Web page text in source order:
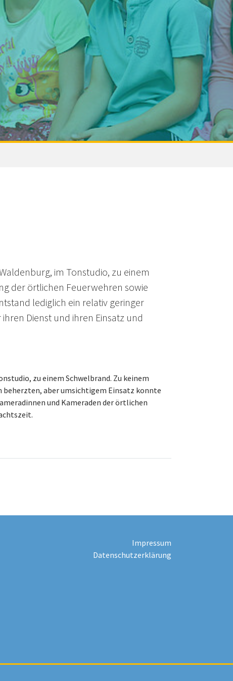
im Tonstudio, zu einem
der örtlichen Feuerwehren sowie
lediglich ein relativ geringer
Dienst und ihren Einsatz und
zu einem Schwelbrand. Zu keinem
beherzten, aber umsichtigem Einsatz konnte
und Kameraden der örtlichen
Impressum
Datenschutzerklärung